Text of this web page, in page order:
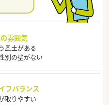
雰囲気
風土がある
別の壁がない
フバランス
取りやすい